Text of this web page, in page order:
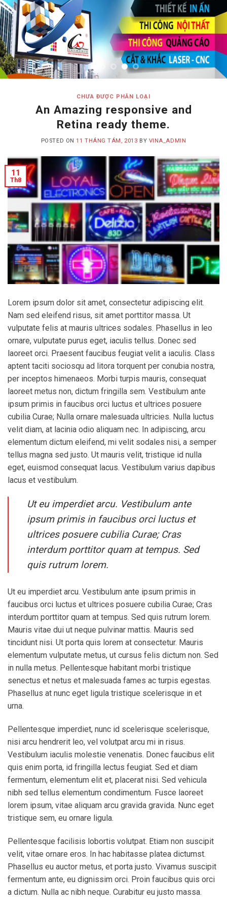
CHƯA ĐƯỢC PHÂN LOẠI
An Amazing responsive and
Retina ready theme.
POSTED ON 11 THÁNG TÁM, 2013 BY VINA_ADMIN
11
Th8
Lorem ipsum dolor sit amet, consectetur adipiscing elit.
Nam sed eleifend risus, sit amet porttitor massa. Ut
vulputate felis at mauris ultrices sodales. Phasellus in leo
ornare, vulputate purus eget, iaculis tellus. Donec sed
laoreet orci. Praesent faucibus feugiat velit a iaculis. Class
aptent taciti sociosqu ad litora torquent per conubia nostra,
per inceptos himenaeos. Morbi turpis mauris, consequat
laoreet metus non, dictum fringilla sem. Vestibulum ante
ipsum primis in faucibus orci luctus et ultrices posuere
cubilia Curae; Nulla ornare malesuada ultricies. Nulla luctus
velit diam, at lacinia odio aliquam nec. In adipiscing, arcu
elementum dictum eleifend, mi velit sodales nisi, a semper
tellus magna sed justo. Ut mauris velit, tristique id nulla
eget, euismod consequat lacus. Vestibulum varius dapibus
lacus et vestibulum.
Ut eu imperdiet arcu. Vestibulum ante
ipsum primis in faucibus orci luctus et
ultrices posuere cubilia Curae; Cras
interdum porttitor quam at tempus. Sed
quis rutrum lorem.
Ut eu imperdiet arcu. Vestibulum ante ipsum primis in
faucibus orci luctus et ultrices posuere cubilia Curae; Cras
interdum porttitor quam at tempus. Sed quis rutrum lorem.
Mauris vitae dui ut neque pulvinar mattis. Mauris sed
tincidunt nisi. Ut porta quis lorem at consectetur. Mauris
elementum vulputate metus, ut cursus felis dictum non. Sed
in nulla metus. Pellentesque habitant morbi tristique
senectus et netus et malesuada fames ac turpis egestas.
Phasellus at nunc eget ligula tristique scelerisque in et
urna.
Pellentesque imperdiet, nunc id scelerisque scelerisque,
nisi arcu hendrerit leo, vel volutpat arcu mi in risus.
Vestibulum iaculis molestie venenatis. Donec faucibus elit
quis enim porta, id fringilla lectus feugiat. Sed et diam
fermentum, elementum elit et, placerat nisi. Sed vehicula
nibh sed tellus elementum condimentum. Fusce laoreet
lorem ipsum, vitae aliquam arcu gravida gravida. Nunc eget
tristique sem, eu ornare ligula.
Pellentesque facilisis lobortis volutpat. Etiam non suscipit
velit, vitae ornare eros. In hac habitasse platea dictumst.
Phasellus eu auctor metus, et porta justo. Vivamus suscipit
fermentum ante, eu dignissim orci. Proin faucibus quis orci
a dictum. Nulla ac nibh neque. Curabitur eu justo massa.